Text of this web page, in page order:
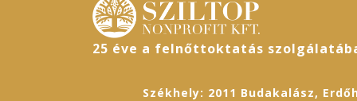
25 éve a felnőttoktatás
Székhely: 2011 Budakalász,